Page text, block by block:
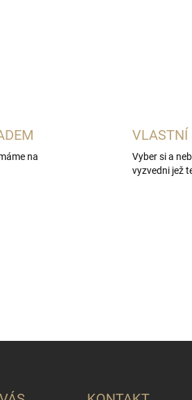
na
VLASTNÍ
Vyber si a
vyzvedni jež